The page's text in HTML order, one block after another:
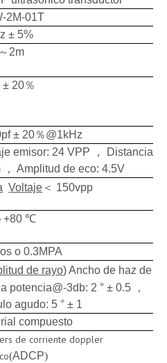
2M-01T
± 5%
～ 2m
20％
± 20％@1kHz
emisor: 24 VPP ， Distancia:
， Amplitud de eco: 4.5V
Voltaje ＜ 150vpp
+80 ℃
o 0.3MPA
de rayo) Ancho de haz de
potencia@-3db: 2 ° ± 0.5 ，
agudo: 5 ° ± 1
compuesto
de corriente doppler
(ADCP)